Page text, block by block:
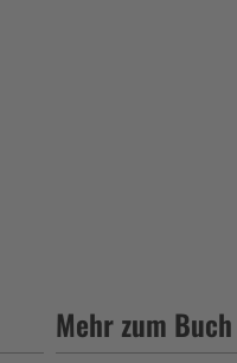
Mehr zum Buch